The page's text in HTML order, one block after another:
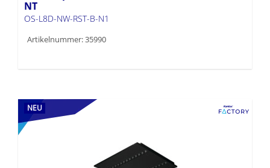
NT
OS-L8D-NW-RST-B-N1
Artikelnummer: 35990
NEU